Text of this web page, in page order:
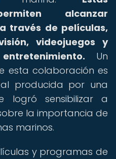
alcanzar
través de películas,
videojuegos y
Un
esta colaboración es
producida por una
logró sensibilizar a
la importancia de
marinos.
y programas de